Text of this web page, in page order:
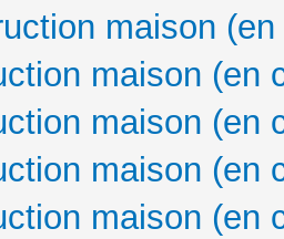
maison
maison (en
maison (en
maison (en
maison (en